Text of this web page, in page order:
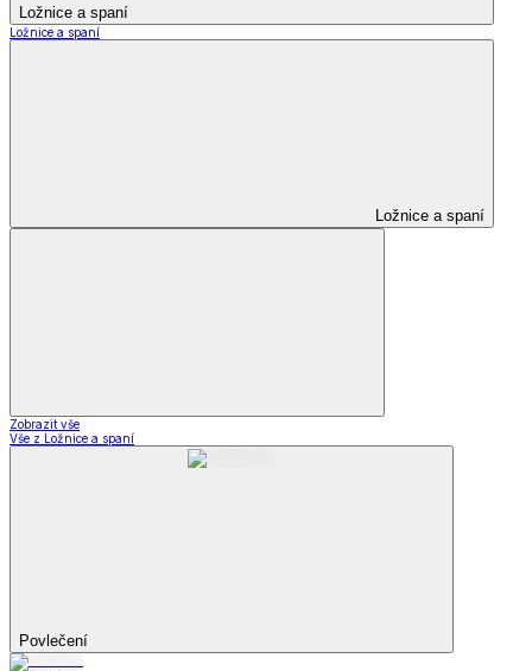
Ložnice a spaní
Ložnice a spaní
Ložnice a spaní
Zobrazit vše
Vše z Ložnice a spaní
Povlečení